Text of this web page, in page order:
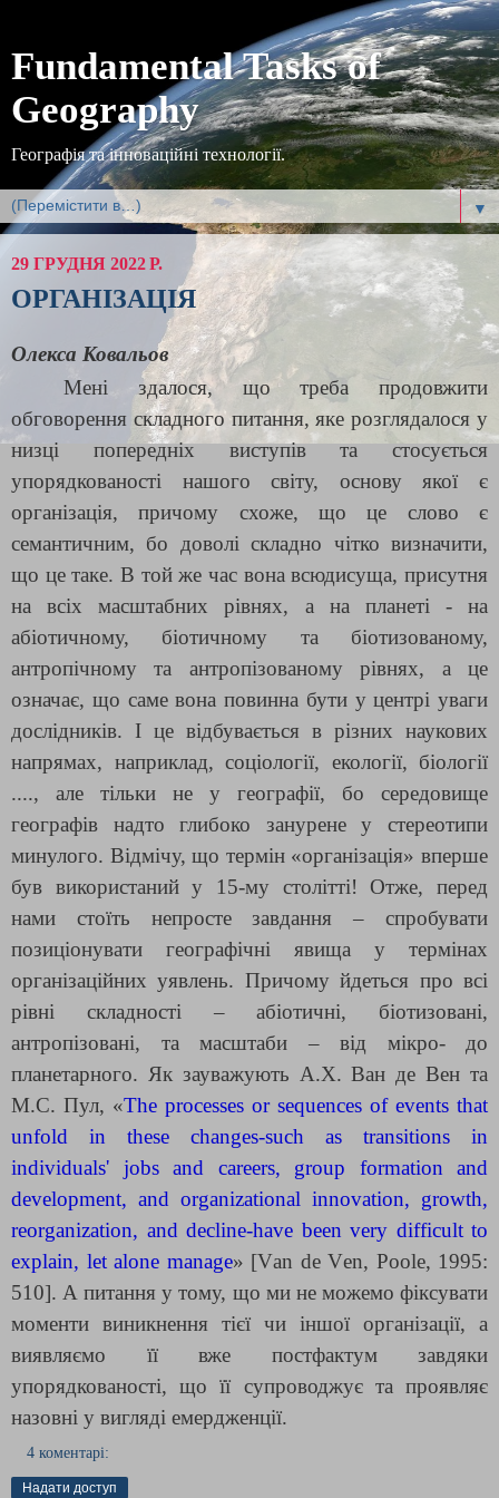
Fundamental Tasks of
Geography
Географія та інноваційні технології.
▼
29 ГРУДНЯ 2022 Р.
ОРГАНІЗАЦІЯ
Олекса Ковальов
Мені здалося, що треба продовжити
обговорення складного питання, яке розглядалося у
низці попередніх виступів та стосується
упорядкованості нашого світу, основу якої є
організація, причому схоже, що це слово є
семантичним, бо доволі складно чітко визначити,
що це таке. В той же час вона всюдисуща, присутня
на всіх масштабних рівнях, а на планеті - на
абіотичному, біотичному та біотизованому,
антропічному та антропізованому рівнях, а це
означає, що саме вона повинна бути у центрі уваги
дослідників. І це відбувається в різних наукових
напрямах, наприклад, соціології, екології, біології
...., але тільки не у географії, бо середовище
географів надто глибоко занурене у стереотипи
минулого. Відмічу, що термін «організація» вперше
був використаний у 15-му столітті! Отже, перед
нами стоїть непросте завдання – спробувати
позиціонувати географічні явища у термінах
організаційних уявлень. Причому йдеться про всі
рівні складності – абіотичні, біотизовані,
антропізовані, та масштаби – від мікро- до
планетарного. Як зауважують А.Х. Ван де Вен та
М.С. Пул, «The processes or sequences of events that
unfold in these changes-such as transitions in
individuals' jobs and careers, group formation and
development, and organizational innovation, growth,
reorganization, and decline-have been very difficult to
explain, let alone manage» [Van deVen, Poole, 1995:
510]. А питання у тому, що ми не можемо фіксувати
моменти виникнення тієї чи іншої організації, а
виявляємо її вже постфактум завдяки
упорядкованості, що її супроводжує та проявляє
назовні у вигляді емердженції.
4 коментарі:
Надати доступ